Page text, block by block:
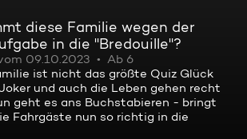
diese Familie wegen der
in die "Bredouille"?
09.10.2023
Ab 6
ist nicht das größte Quiz Glück
und auch die Leben gehen recht
geht es ans Buchstabieren - bringt
Fahrgäste nun so richtig in die